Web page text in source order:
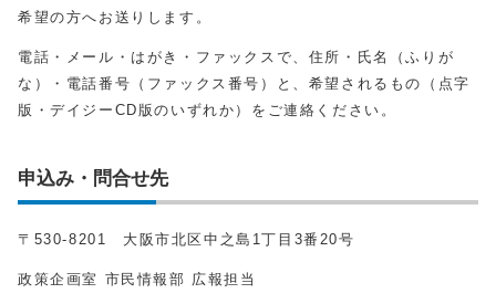
希望の方へお送りします。
電話・メール・はがき・ファックスで、住所・氏名（ふりが
な）・電話番号（ファックス番号）と、希望されるもの（点字
版・デイジーCD版のいずれか）をご連絡ください。
申込み・問合せ先
〒530-8201 大阪市北区中之島1丁目3番20号
政策企画室 市民情報部 広報担当